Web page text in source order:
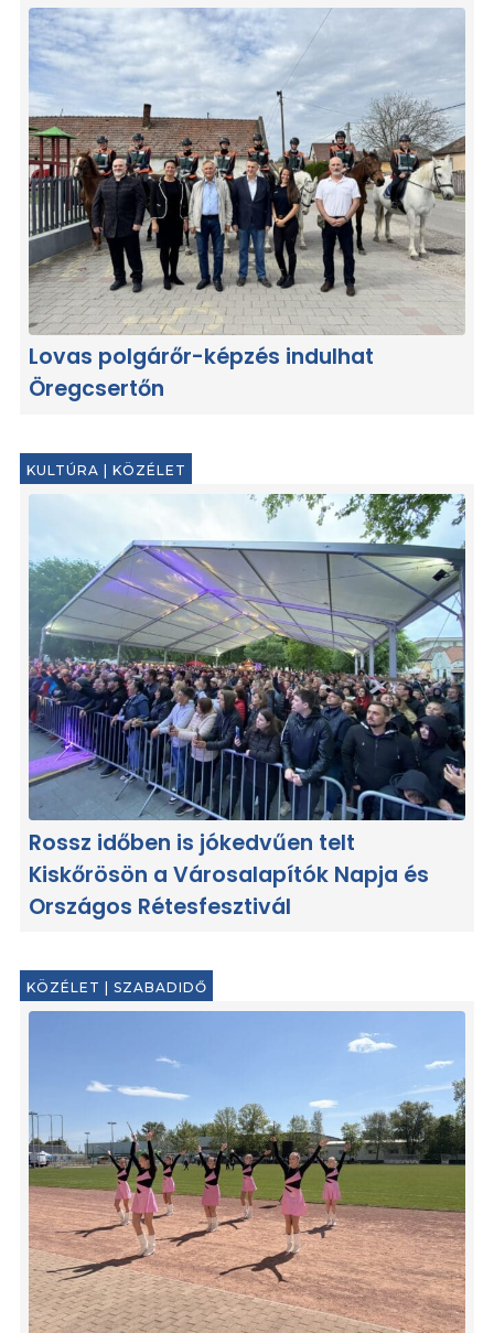
Lovas polgárőr-képzés indulhat
Öregcsertőn
KULTÚRA | KÖZÉLET
Rossz időben is jókedvűen telt
Kiskőrösön a Városalapítók Napja és
Országos Rétesfesztivál
KÖZÉLET | SZABADIDŐ